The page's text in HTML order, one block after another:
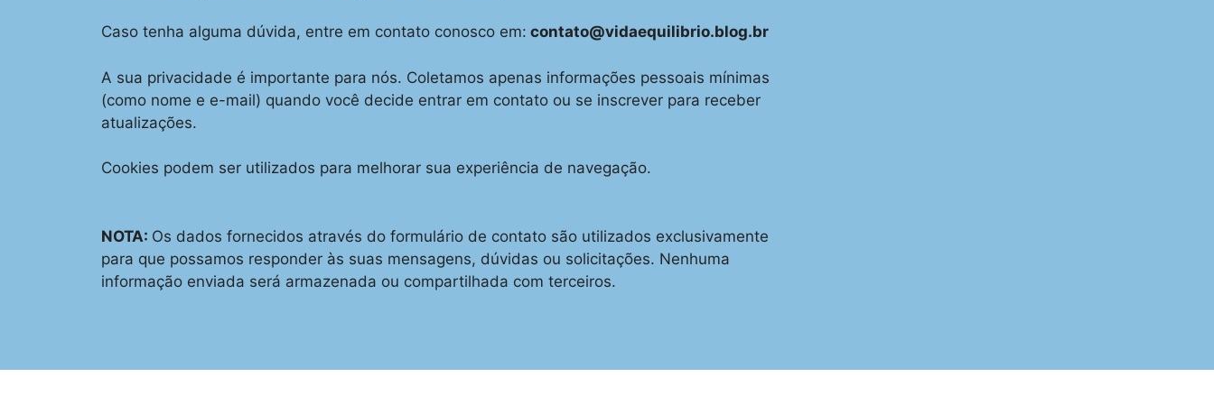
Caso tenha alguma dúvida, entre em contato conosco em: contato@vidaequilibrio.blog.br
A sua privacidade é importante para nós. Coletamos apenas informações pessoais mínimas
(como nome e e-mail) quando você decide entrar em contato ou se inscrever para receber
atualizações.
Cookies podem ser utilizados para melhorar sua experiência de navegação.
NOTA: Os dados fornecidos através do formulário de contato são utilizados exclusivamente
para que possamos responder às suas mensagens, dúvidas ou solicitações. Nenhuma
informação enviada será armazenada ou compartilhada com terceiros.